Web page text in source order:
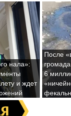
нала»:
и ждет
После
6